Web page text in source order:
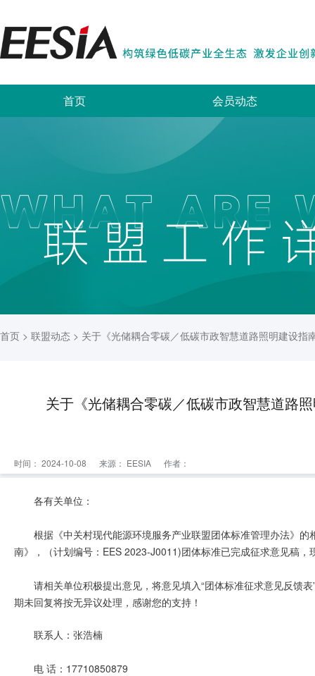
首页 会员动态
首页 > 联盟动态 > 关于《光储耦合零碳／低碳市政智慧道路照明建设指
关于《光储耦合零碳／低碳市政智慧道路
时间： 2024-10-08 来源： EESIA 作者：
各有关单位：
根据《中关村现代能源环境服务产业联盟团体标准管理办法》
南》，（计划编号：EES 2023-J0011)团体标准已完成征求意见稿
请相关单位积极提出意见，将意见填入“团体标准征求意见反馈
期未回复将按无异议处理，感谢您的支持！
联系人：张浩楠
电 话：17710850879